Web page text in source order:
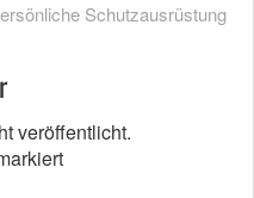
Schutzausrüstung
veröffentlicht.